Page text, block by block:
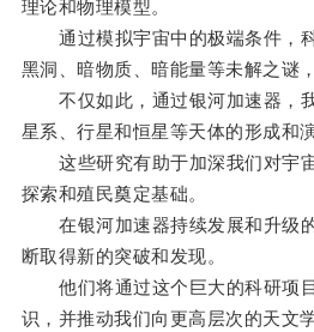
理论和物理模型。
通过模拟宇宙中的极端条件，
黑洞、暗物质、暗能量等未解之谜
不仅如此，通过银河加速器，
星系、行星和恒星等天体的形成和演
这些研究有助于加深我们对宇
探索和殖民奠定基础。
在银河加速器持续发展和升级
断取得新的突破和发现。
他们将通过这个巨大的科研项目
识，并推动我们向更高层次的天文